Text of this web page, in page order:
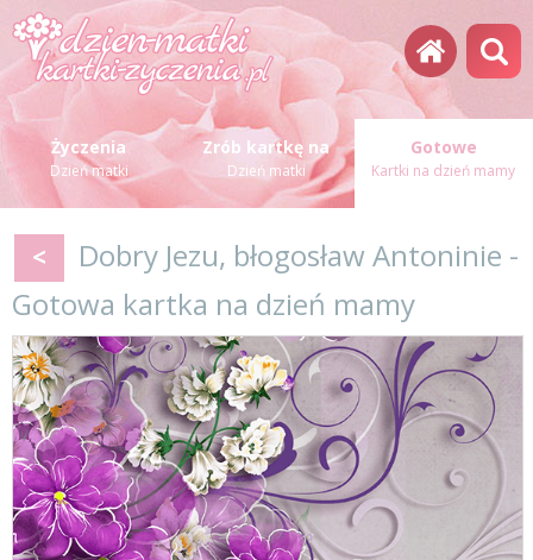
Życzenia
Dzień matki
Zrób kartkę na
Dzień matki
Gotowe
Kartki na dzień mamy
<
Dobry Jezu, błogosław Antoninie -
Gotowa kartka na dzień mamy